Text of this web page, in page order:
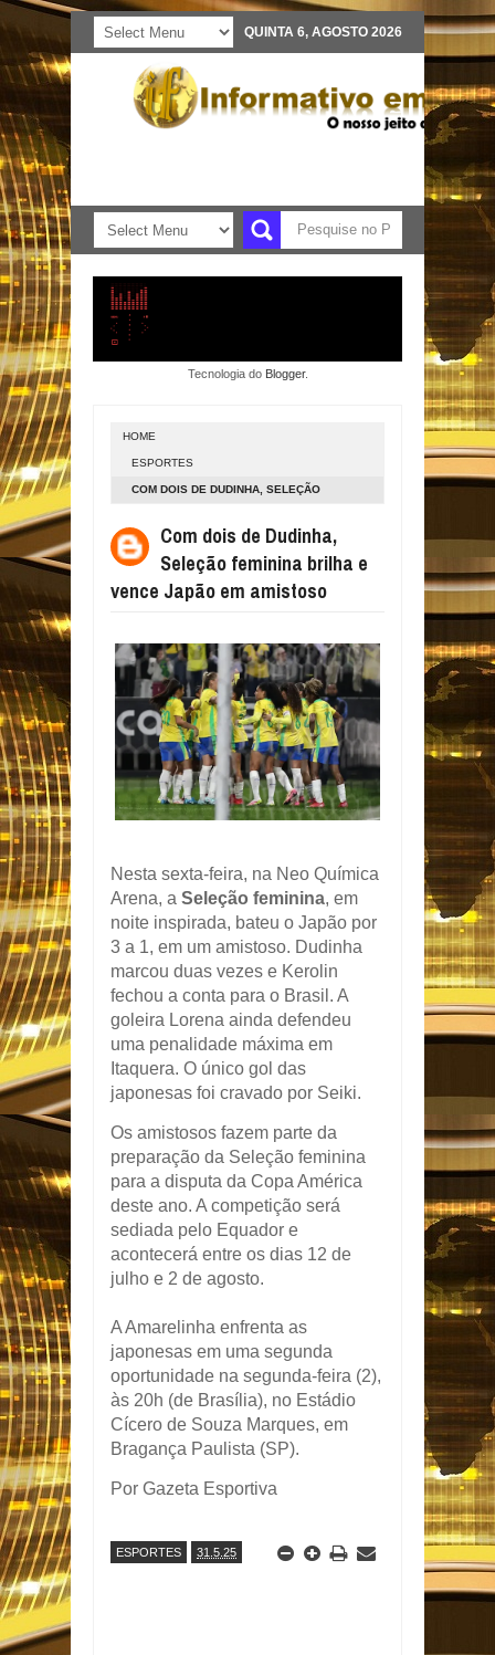
QUINTA 6, AGOSTO 2026
Tecnologia do Blogger.
HOME
ESPORTES
COM DOIS DE DUDINHA, SELEÇÃO
AMISTOSOCom dois de Dudinha,
Seleção feminina brilha e
vence Japão em amistoso
Nesta sexta-feira, na Neo Química
Arena, a Seleção feminina, em
noite inspirada, bateu o Japão por
3 a 1, em um amistoso. Dudinha
marcou duas vezes e Kerolin
fechou a conta para o Brasil. A
goleira Lorena ainda defendeu
uma penalidade máxima em
Itaquera. O único gol das
japonesas foi cravado por Seiki.
Os amistosos fazem parte da
preparação da Seleção feminina
para a disputa da Copa América
deste ano. A competição será
sediada pelo Equador e
acontecerá entre os dias 12 de
julho e 2 de agosto.
A Amarelinha enfrenta as
japonesas em uma segunda
oportunidade na segunda-feira (2),
às 20h (de Brasília), no Estádio
Cícero de Souza Marques, em
Bragança Paulista (SP).
Por Gazeta Esportiva
ESPORTES 31.5.25